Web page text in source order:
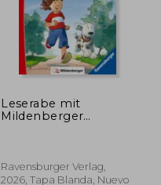
Leserabe mit
Mildenberger
Ravensburger Verlag,
2026, Tapa Blanda, Nuevo